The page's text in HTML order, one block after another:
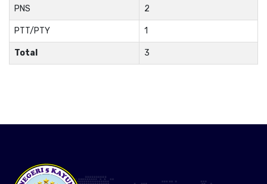
PNS 2
PTT/PTY 1
Total 3